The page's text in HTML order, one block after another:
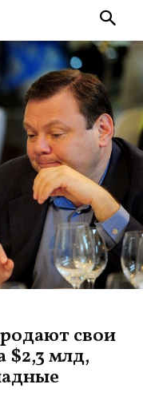
свои
$2,3 млд,